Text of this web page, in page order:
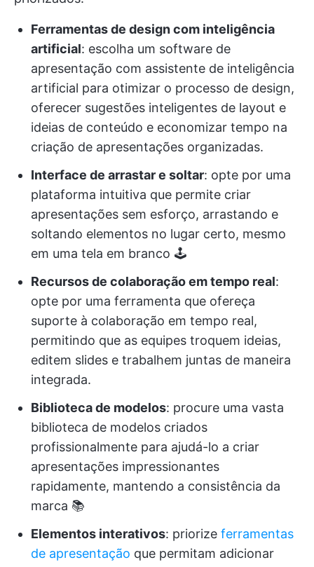
Ferramentas de design com inteligência
artificial: escolha um software de
apresentação com assistente de inteligência
artificial para otimizar o processo de design,
oferecer sugestões inteligentes de layout e
ideias de conteúdo e economizar tempo na
criação de apresentações organizadas.
Interface de arrastar e soltar: opte por uma
plataforma intuitiva que permite criar
apresentações sem esforço, arrastando e
soltando elementos no lugar certo, mesmo
em uma tela em branco 🕹️
Recursos de colaboração em tempo real:
opte por uma ferramenta que ofereça
suporte à colaboração em tempo real,
permitindo que as equipes troquem ideias,
editem slides e trabalhem juntas de maneira
integrada.
Biblioteca de modelos: procure uma vasta
biblioteca de modelos criados
profissionalmente para ajudá-lo a criar
apresentações impressionantes
rapidamente, mantendo a consistência da
marca 📚
Elementos interativos: priorize ferramentas
de apresentação que permitam adicionar